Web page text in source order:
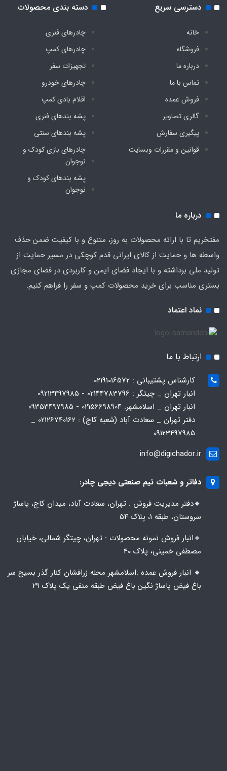
نماد اعتماد
دسترسی سریع
خانه
فروشگاه
درباره ما
تماس با ما
فروش عمده
گالری تصاویر
پیگیری سفارش
قوانین و مقررات وبسایت
دسته بندی محصولات
چادرهای فنری
چادرهای کمپ
تجهیزات سفر
چادرهای خودرو
اقلام بادی کمپ
پشه‌ بندهای فنری
پشه‌ بندهای سنتی
چادرهای بازی کودک و
نوجوان
پشه‌ بندهای کودک و
نوجوان
درباره ما
مفتخریم تا با ارائه محصولات به روز، متنوع و با کیفیت ضمن حذف
واسطه ها و حمایت از کالای ایرانی قدم کوچکی در مسیر حمایت از
تولید ملی برداشته و با ایجاد فضای ایمن و کاربردی در فضای مجازی
بستری مناسب برای خرید محصولات کمپ و سفر را فراهم کنیم.
ارتباط با ما
کارشناس پشتیبانی : 02191016572
انبار تهران _ چیتگر : 02144783796 - 09213497985
انبار تهران _ اسلامشهر: 02156698904 - 09353497985
دفتر تهران _ سعادت آباد (شعبه کاج) : 02126740162 _
09123497985
info@digichador.ir
دفاتر و شعبات تیم صنعتی دیجی چادر:
🔸️​​دفتر مدیریت فروش : تهران، سعادت آباد، میدان کاج، پاساژ
سروستان، طبقه 1، پلاک 54
🔸️​​انبار فروش نمونه محصولات : تهران، چیتگر شمالی، خیابان
مصطفی خمینی، پلاک 40
🔸️ انبار فروش عمده :اسلامشهر محله زرافشان کنار گذر بسیج سر
باغ فیض پاساژ نگین باغ فیض طبقه منفی یک پلاک ۲۹